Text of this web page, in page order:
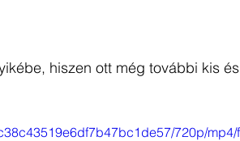
hiszen ott még további kis
720p/